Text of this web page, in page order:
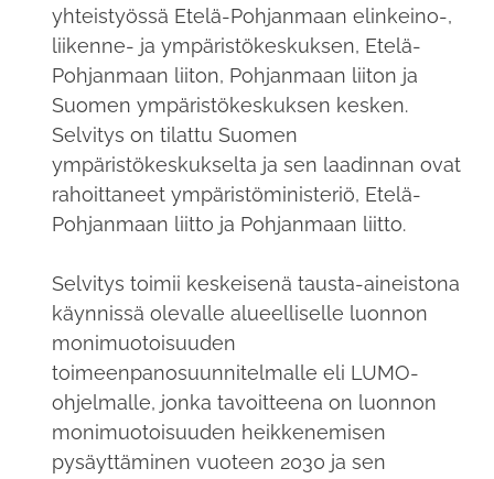
yhteistyössä Etelä-Pohjanmaan elinkeino-,
liikenne- ja ympäristökeskuksen, Etelä-
Pohjanmaan liiton, Pohjanmaan liiton ja
Suomen ympäristökeskuksen kesken.
Selvitys on tilattu Suomen
ympäristökeskukselta ja sen laadinnan ovat
rahoittaneet ympäristöministeriö, Etelä-
Pohjanmaan liitto ja Pohjanmaan liitto.
Selvitys toimii keskeisenä tausta-aineistona
käynnissä olevalle alueelliselle luonnon
monimuotoisuuden
toimeenpanosuunnitelmalle eli LUMO-
ohjelmalle, jonka tavoitteena on luonnon
monimuotoisuuden heikkenemisen
pysäyttäminen vuoteen 2030 ja sen